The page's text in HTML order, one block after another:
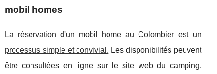
mobil homes
La réservation d'un mobil home au Colombier est un
processus simple et convivial. Les disponibilités peuvent
être consultées en ligne sur le site web du camping,